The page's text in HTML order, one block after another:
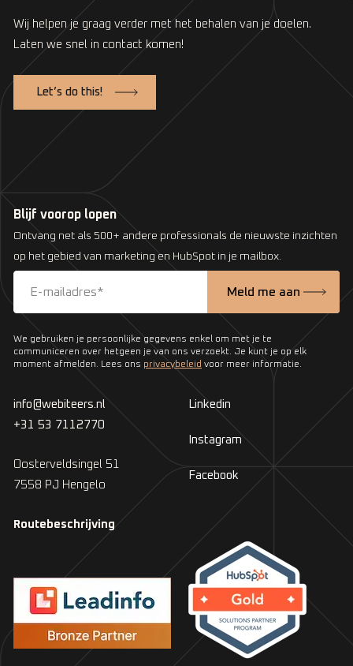
Wij helpen je graag verder met het behalen van je doelen.
Laten we snel in contact komen!
Let’s do this!
Blijf voorop lopen
Ontvang net als 500+ andere professionals de nieuwste inzichten
op het gebied van marketing en HubSpot in je mailbox.
We gebruiken je persoonlijke gegevens enkel om met je te
communiceren over hetgeen je van ons verzoekt. Je kunt je op elk
moment afmelden. Lees ons privacybeleid voor meer informatie.
info@webiteers.nl
+31 53 7112770
Oosterveldsingel 51
7558 PJ Hengelo
Routebeschrijving
Linkedin
Instagram
Facebook